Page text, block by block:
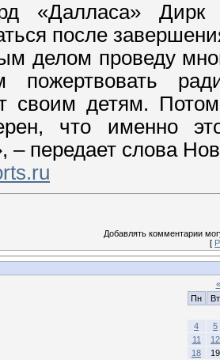
«Далласа» Дирк
после
делом проведу
пожертвовать
своим детям.
что именно
– передает слова
Добавлять комментарии
[
«
Пн
Вт
4
5
11
12
18
19